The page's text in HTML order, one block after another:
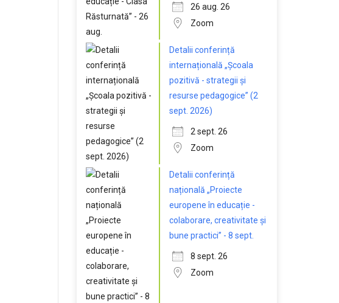
26 aug. 26
Zoom
Detalii conferință
internațională „Școala
pozitivă - strategii și
resurse pedagogice” (2
sept. 2026)
2 sept. 26
Zoom
Detalii conferință
națională „Proiecte
europene în educație -
colaborare, creativitate și
bune practici” - 8 sept.
8 sept. 26
Zoom